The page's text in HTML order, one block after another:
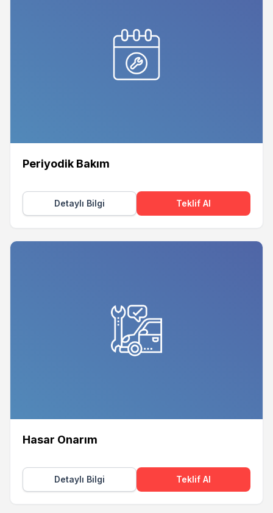
Periyodik Bakım
Detaylı Bilgi Teklif Al
Hasar Onarım
Detaylı Bilgi Teklif Al